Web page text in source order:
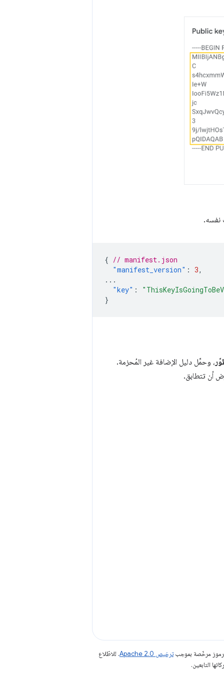
نفسه.
{ // manifest.json
"manifest_version" : 3,
...
"key" :
}
، وحمِّل دليل الإضافة غير المُحزمة.
أن تتطابق.
مرخّصة بموجبترخيص Apache 2.0‏ . للاطّلاع